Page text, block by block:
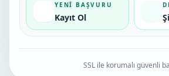
YENI BAŞVURU
Kayıt Ol
SSL ile korumalı güvenli